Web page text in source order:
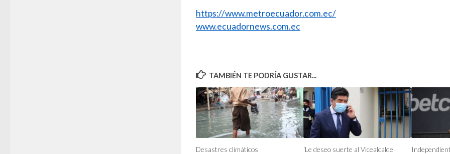
https://www.metroecuador.com.ec/
www.ecuadornews.com.ec
TAMBIÉN TE PODRÍA GUSTAR...
Desastres climáticos
‘Le deseo suerte al Vicealcalde